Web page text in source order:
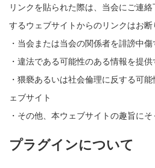
リンクを貼られた際は、当会にご連
するウェブサイトからのリンクはお断
・当会または当会の関係者を誹謗中
・違法である可能性のある情報を提
・猥褻あるいは社会倫理に反する可
ェブサイト
・その他、本ウェブサイトの趣旨に
プラグインについて